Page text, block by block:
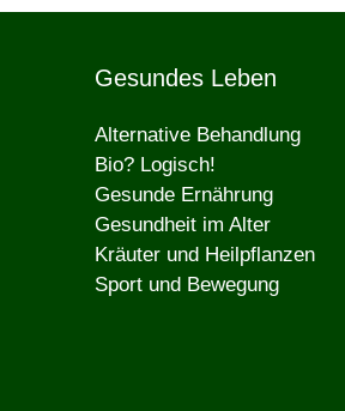
Gesundes Leben
Alternative Behandlung
Bio? Logisch!
Gesunde Ernährung
Gesundheit im Alter
Kräuter und Heilpflanzen
Sport und Bewegung